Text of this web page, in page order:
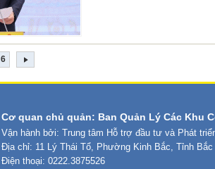
6
Cơ quan chủ quản: Ban Quản Lý Các Khu
Vận hành bởi: Trung tâm Hỗ trợ đầu tư và Phát
Địa chỉ: 11 Lý Thái Tổ, Phường Kinh Bắc, Tỉnh Bắc
Điện thoại: 0222.3875526